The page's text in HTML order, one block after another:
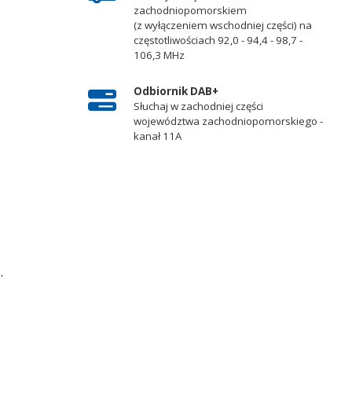
zachodniopomorskiem
(z wyłączeniem wschodniej części) na
częstotliwościach 92,0 - 94,4 - 98,7 -
106,3 MHz
Odbiornik DAB+
Słuchaj w zachodniej części
województwa zachodniopomorskiego -
kanał 11A